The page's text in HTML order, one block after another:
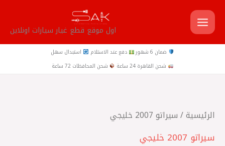
تخطي
إلى
المحتوى
اول موقع قطع غيار سيارات اونلاين
ضمان 6 شهور دفع عند الاستلام
استبدال سهل
شحن القاهرة 24 ساعة
شحن المحافظات 72 ساعة
الرئيسية/ سيراتو 2007 خليجي
سيراتو 2007 خليجي